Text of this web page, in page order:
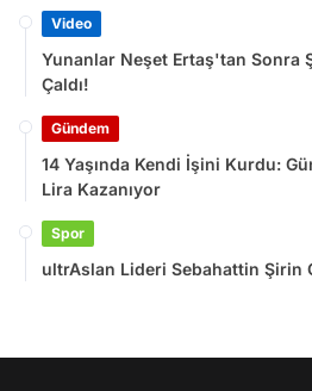
Video
Yunanlar Neşet Ertaş'tan Sonra
Çaldı!
Gündem
14 Yaşında Kendi İşini Kurdu:
Lira Kazanıyor
Spor
ultrAslan Lideri Sebahattin Şirin